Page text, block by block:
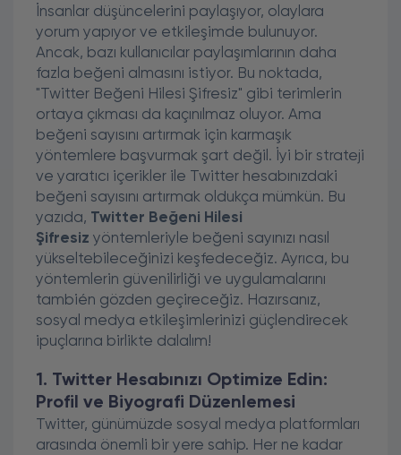
İnsanlar düşüncelerini paylaşıyor, olaylara
yorum yapıyor ve etkileşimde bulunuyor.
Ancak, bazı kullanıcılar paylaşımlarının daha
fazla beğeni almasını istiyor. Bu noktada,
"Twitter Beğeni Hilesi Şifresiz" gibi terimlerin
ortaya çıkması da kaçınılmaz oluyor. Ama
beğeni sayısını artırmak için karmaşık
yöntemlere başvurmak şart değil. İyi bir strateji
ve yaratıcı içerikler ile Twitter hesabınızdaki
beğeni sayısını artırmak oldukça mümkün. Bu
yazıda, Twitter Beğeni Hilesi
Şifresiz yöntemleriyle beğeni sayınızı nasıl
yükseltebileceğinizi keşfedeceğiz. Ayrıca, bu
yöntemlerin güvenilirliği ve uygulamalarını
también gözden geçireceğiz. Hazırsanız,
sosyal medya etkileşimlerinizi güçlendirecek
ipuçlarına birlikte dalalım!
1. Twitter Hesabınızı Optimize Edin:
Profil ve Biyografi Düzenlemesi
Twitter, günümüzde sosyal medya platformları
arasında önemli bir yere sahip. Her ne kadar